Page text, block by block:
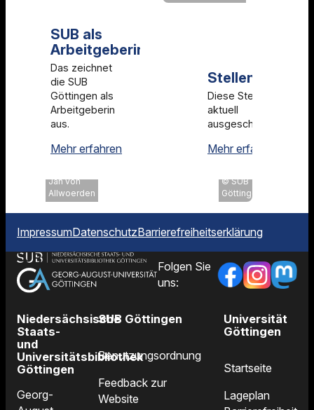
Uni
Jan von
Allwoerden
SUB als
Arbeitgeberin
Das zeichnet
die SUB
Göttingen als
Arbeitgeberin
aus.
Mehr erfahrenSUB als Arbeitgeberin
SUB
Göttingen
Diese Stellen sind
aktuell
ausgeschrieben
Mehr erfahren
ImpressumDatenschutzBarrierefreiheitserklärung
Folgen Sie
uns:
Niedersächsische
Staats-
und
Universitätsbibliothek
Göttingen
Georg-
SUB Göttingen
Benutzungsordnung
Feedback zur
Website
Universität
Göttingen
Startseite
Lageplan